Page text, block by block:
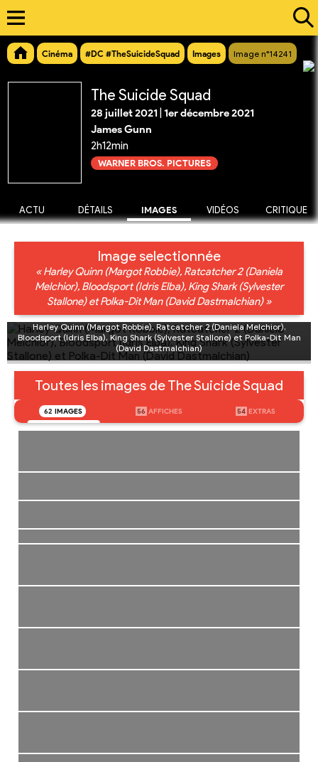
Cinéma #DC #TheSuicideSquad Images Image n°14241
The Suicide Squad
28 juillet 2021 1er décembre 2021
James Gunn
2h12min
WARNER BROS. PICTURES
ACTU DÉTAILS IMAGES VIDÉOS CRITIQUE
Image selectionnée
« Harley Quinn (Margot Robbie), Ratcatcher 2 (Daniela
Melchior), Bloodsport (Idris Elba), King Shark (Sylvester
Stallone) et Polka-Dit Man (David Dastmalchian) »
Harley Quinn (Margot Robbie), Ratcatcher 2 (Daniela Melchior),
Bloodsport (Idris Elba), King Shark (Sylvester Stallone) et Polka-Dit Man
(David Dastmalchian)
Toutes les images de The Suicide Squad
62 IMAGES 56 AFFICHES 54 EXTRAS